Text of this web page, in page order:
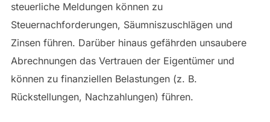
steuerliche Meldungen können zu
Steuernachforderungen, Säumniszuschlägen und
Zinsen führen. Darüber hinaus gefährden unsaubere
Abrechnungen das Vertrauen der Eigentümer und
können zu finanziellen Belastungen (z. B.
Rückstellungen, Nachzahlungen) führen.